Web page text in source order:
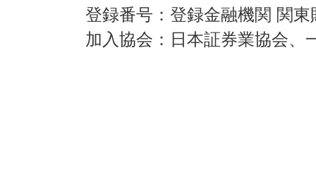
登録番号：登録金融機関 関
加入協会：日本証券業協会、